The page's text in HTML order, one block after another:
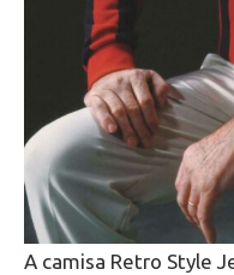
A camisa Retro Style